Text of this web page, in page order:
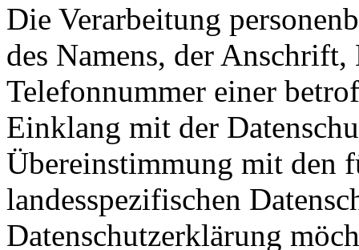
Die Verarbeitung
des Namens, der
Telefonnummer einer
Einklang mit der
Übereinstimmung mit den
landesspezifischen
Datenschutzerklärung